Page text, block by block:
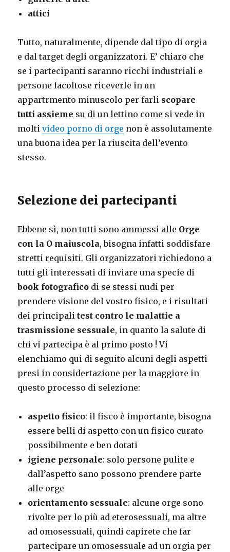
attici
Tutto, naturalmente, dipende dal tipo di orgia
e dal target degli organizzatori. E’ chiaro che
se i partecipanti saranno ricchi industriali e
persone facoltose riceverle in un
appartrmento minuscolo per farli scopare
tutti assieme su di un lettino come si vede in
moltivideo porno di orge non è assolutamente
una buona idea per la riuscita dell’evento
stesso.
Selezione dei partecipanti
Ebbene sì, non tutti sono ammessi alle Orge
con la O maiuscola, bisogna infatti soddisfare
stretti requisiti. Gli organizzatori richiedono a
tutti gli interessati di inviare una specie di
book fotografico di se stessi nudi per
prendere visione del vostro fisico, e i risultati
dei principalitest contro le malattie a
trasmissione sessuale, in quanto la salute di
chi vi partecipa è al primo posto ! Vi
elenchiamo qui di seguito alcuni degli aspetti
presi in considertazione per la maggiore in
questo processo di selezione:
aspetto fisico: il fisco è importante, bisogna
essere belli di aspetto con un fisico curato
possibilmente e ben dotati
igiene personale: solo persone pulite e
dall’aspetto sano possono prendere parte
alle orge
orientamento sessuale: alcune orge sono
rivolte per lo più ad eterosessuali, ma altre
ad omosessuali, quindi capirete che far
partecipare un omosessuale ad un orgia per